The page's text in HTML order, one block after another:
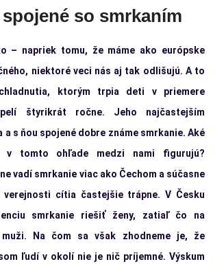
so smrkaním
– napriek tomu, že máme ako európske
niektoré veci nás aj tak odlišujú. A to
ktorým trpia deti v priemere
štyrikrát ročne. Jeho najčastejším
a s ňou spojené dobre známe smrkanie. Aké
v tomto ohľade medzi nami figurujú?
vadí smrkanie viac ako Čechom a súčasne
cítia častejšie trápne. V Česku
smrkanie riešiť ženy, zatiaľ čo na
Na čom sa však zhodneme je, že
ľudí v okolí nie je nič príjemné. Výskum